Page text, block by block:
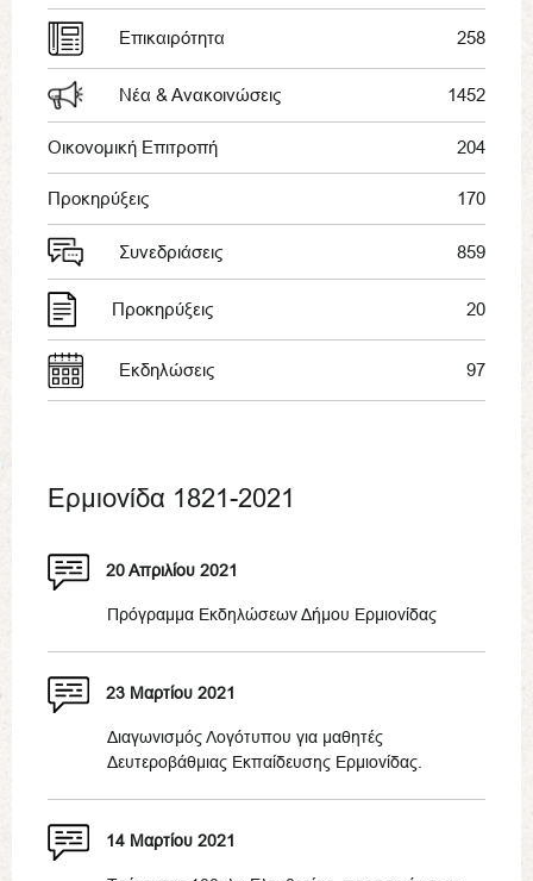
Επικαιρότητα 258
Νέα & Ανακοινώσεις 1452
Οικονομική Επιτροπή 204
Προκηρύξεις 170
Συνεδριάσεις 859
Προκηρύξεις 20
Εκδηλώσεις 97
Ερμιονίδα 1821-2021
20 Απριλίου 2021
Πρόγραμμα Εκδηλώσεων Δήμου Ερμιονίδας
23 Μαρτίου 2021
Διαγωνισμός Λογότυπου για μαθητές
Δευτεροβάθμιας Εκπαίδευσης Ερμιονίδας.
14 Μαρτίου 2021